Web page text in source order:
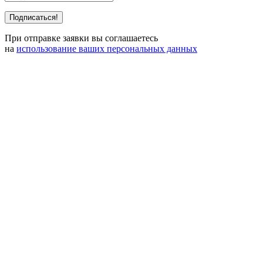
При отправке заявки вы соглашаетесь
на использование ваших персональных данных